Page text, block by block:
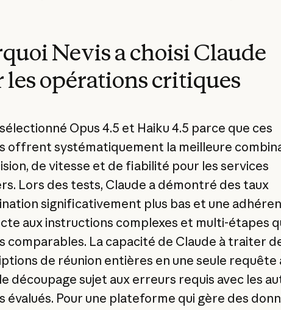
Nevis a choisi Claude
les opérations critiques
Opus 4.5 et Haiku 4.5 parce que ces
offrent systématiquement la meilleure
de vitesse et de fiabilité pour les services
Lors des tests, Claude a démontré des taux
significativement plus bas et une
aux instructions complexes et multi-étapes
comparables. La capacité de Claude à traiter
de réunion entières en une seule requête
découpage sujet aux erreurs requis avec les
évalués. Pour une plateforme qui gère des